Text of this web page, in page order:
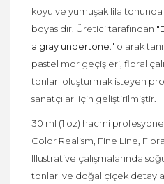
koyu ve yumuşak lila
boyasıdır. Üretici tarafından
a gray undertone." olarak
pastel mor geçişleri, floral
tonları oluşturmak isteyen
sanatçıları için geliştirilmiştir.
30 ml (1 oz) hacmi
Color Realism, Fine Line,
Illustrative çalışmalarında
tonları ve doğal çiçek